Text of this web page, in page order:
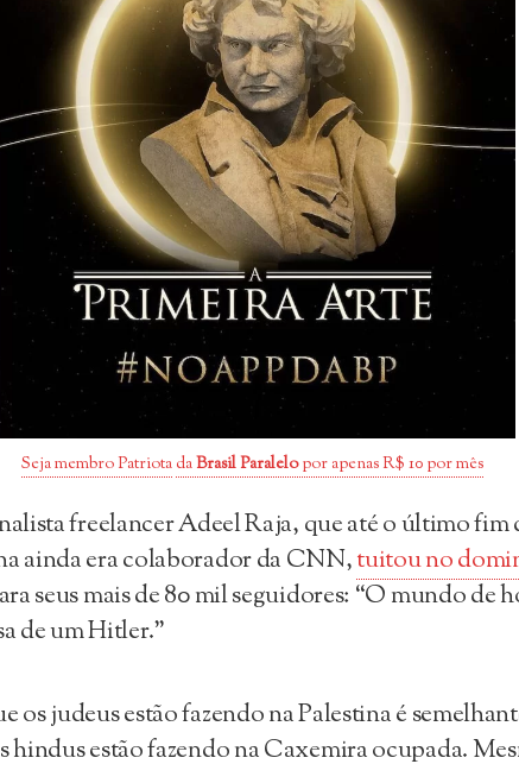
Seja membro Patriota daBrasil Paralelopor apenas R$ 10 por mês
freelancer Adeel Raja, que até o último fim
ainda era colaborador da CNN,tuitou no
seus mais de 80 mil seguidores: “O mundo de
de um Hitler.”
os judeus estão fazendo na Palestina é
hindus estão fazendo na Caxemira ocupada.